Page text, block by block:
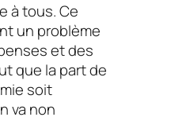
à tous. Ce
un problème
et des
que la part de
soit
va non